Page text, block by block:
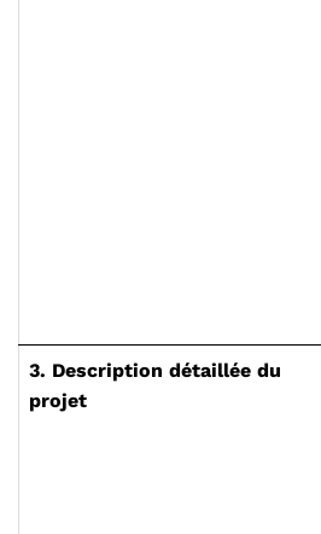
3. Description détaillée du
projet